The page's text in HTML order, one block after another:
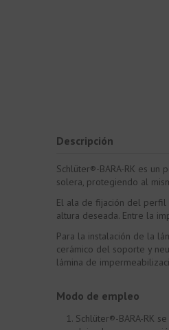
Descripción
Schlüter®-BARA-RK es
solera, protegiendo al
El ala de fijación del perfil
altura deseada. Entre la
Para la instalación de la
cerámico del soporte y
lámina de
Modo de empleo
Schlüter®-BARA-RK